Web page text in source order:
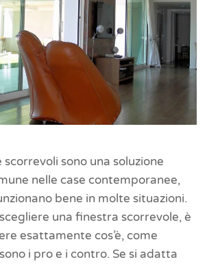
sono una soluzione
nelle case contemporanee,
bene in molte situazioni.
una finestra scorrevole, è
esattamente cos’è, come
i pro e i contro. Se si adatta